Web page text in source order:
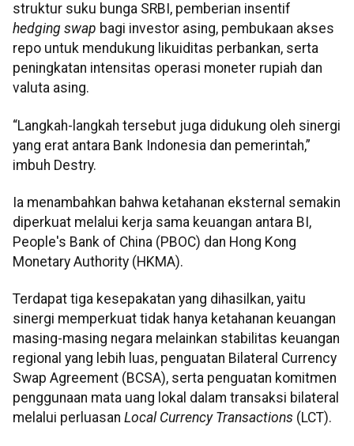
struktur suku bunga SRBI, pemberian insentif
hedging swap bagi investor asing, pembukaan akses
repo untuk mendukung likuiditas perbankan, serta
peningkatan intensitas operasi moneter rupiah dan
valuta asing.
“Langkah-langkah tersebut juga didukung oleh sinergi
yang erat antara Bank Indonesia dan pemerintah,”
imbuh Destry.
Ia menambahkan bahwa ketahanan eksternal semakin
diperkuat melalui kerja sama keuangan antara BI,
People's Bank of China (PBOC) dan Hong Kong
Monetary Authority (HKMA).
Terdapat tiga kesepakatan yang dihasilkan, yaitu
sinergi memperkuat tidak hanya ketahanan keuangan
masing-masing negara melainkan stabilitas keuangan
regional yang lebih luas, penguatan Bilateral Currency
Swap Agreement (BCSA), serta penguatan komitmen
penggunaan mata uang lokal dalam transaksi bilateral
melalui perluasan Local Currency Transactions (LCT).